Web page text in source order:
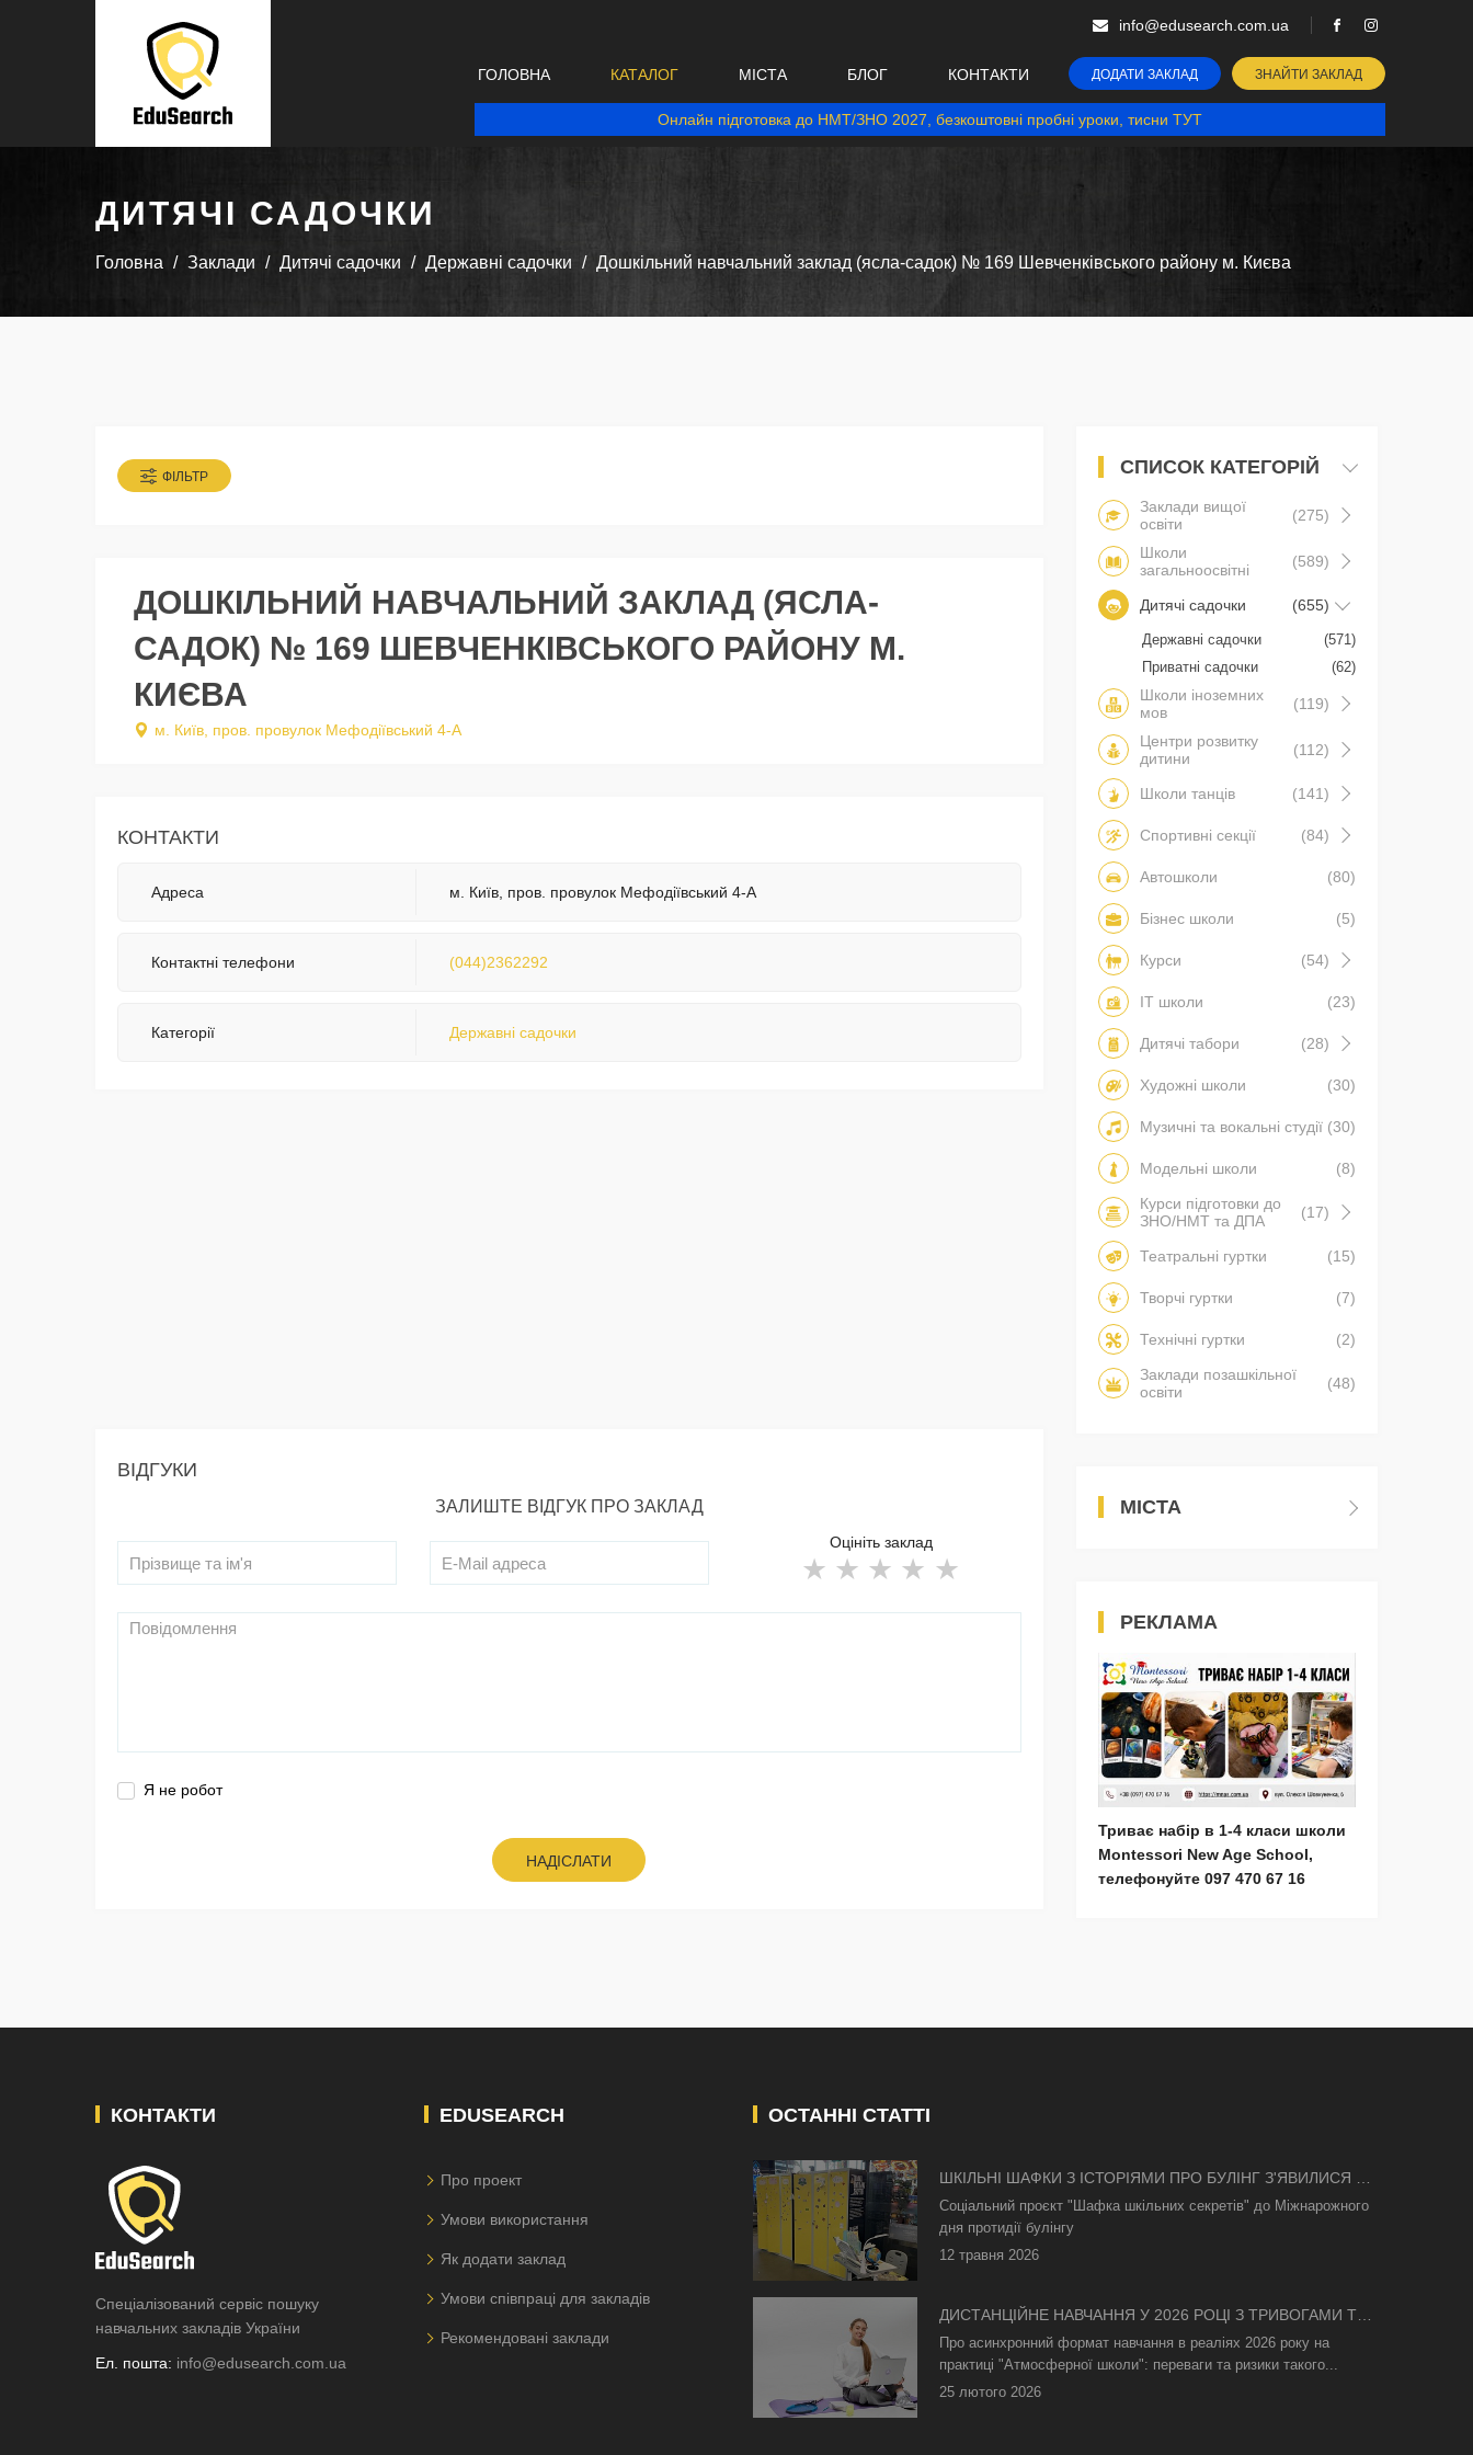
info@edusearch.com.ua
ГОЛОВНА КАТАЛОГ МІСТА БЛОГ КОНТАКТИ ДОДАТИ ЗАКЛАД ЗНАЙТИ ЗАКЛАД
Онлайн підготовка до НМТ/ЗНО 2027, безкоштовні пробні уроки, тисни ТУТ
ДИТЯЧІ САДОЧКИ
Головна Заклади Дитячі садочки Державні садочки Дошкільний навчальний заклад (ясла-садок) № 169 Шевченківського району м. Києва
ФІЛЬТР
ДОШКІЛЬНИЙ НАВЧАЛЬНИЙ ЗАКЛАД (ЯСЛА-
САДОК) № 169 ШЕВЧЕНКІВСЬКОГО РАЙОНУ М.
КИЄВА
м. Київ, пров. провулок Мефодіївський 4-А
КОНТАКТИ
Адреса м. Київ, пров. провулок Мефодіївський 4-А
Контактні телефони (044)2362292
Категорії Державні садочки
ВІДГУКИ
ЗАЛИШТЕ ВІДГУК ПРО ЗАКЛАД
Оцініть заклад
Я не робот
НАДІСЛАТИ
СПИСОК КАТЕГОРІЙ
Заклади вищої
освіти
(275)
Школи
загальноосвітні
(589)
Дитячі садочки (655)
Державні садочки
(571)
Приватні садочки
(62)
Школи іноземних
мов
(119)
Центри розвитку
дитини
(112)
Школи танців (141)
Спортивні секції (84)
Автошколи (80)
Бізнес школи (5)
Курси (54)
IT школи (23)
Дитячі табори (28)
Художні школи (30)
Музичні та вокальні студії (30)
Модельні школи
(8)
Курси підготовки до
ЗНО/НМТ та ДПА
(17)
Театральні гуртки (15)
Творчі гуртки (7)
Технічні гуртки
(2)
Заклади позашкільної
освіти
(48)
МІСТА
РЕКЛАМА
Триває набір в 1-4 класи школи
Montessori New Age School,
телефонуйте 097 470 67 16
КОНТАКТИ
Спеціалізований сервіс пошуку
навчальних закладів України
Ел. пошта: info@edusearch.com.ua
EDUSEARCH
Про проект
Умови використання
Як додати заклад
Умови співпраці для закладів
Рекомендовані заклади
ОСТАННІ СТАТТІ
ШКІЛЬНІ ШАФКИ З ІСТОРІЯМИ ПРО БУЛІНГ З'ЯВИЛИСЯ В
КИЄВІ
Соціальний проєкт "Шафка шкільних секретів" до Міжнарожного
дня протидії булінгу
12 травня 2026
ДИСТАНЦІЙНЕ НАВЧАННЯ У 2026 РОЦІ З ТРИВОГАМИ ТА
БЕЗ СВІТЛА: ЯК АСИНХРОННИЙ ФОРМАТ РЯТУЄ
ОСВІТНІЙ ПРОЦЕС
Про асинхронний формат навчання в реаліях 2026 року на
практиці "Атмосферної школи": переваги та ризики такого...
25 лютого 2026